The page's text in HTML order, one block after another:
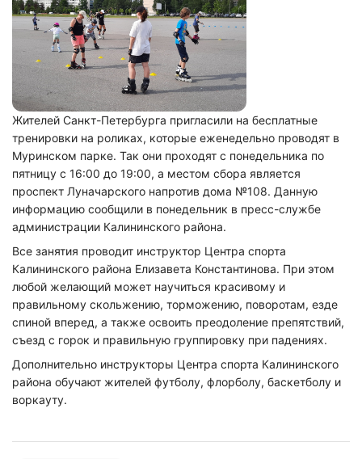
Жителей Санкт-Петербурга пригласили на бесплатные
тренировки на роликах, которые еженедельно проводят в
Муринском парке. Так они проходят с понедельника по
пятницу с 16:00 до 19:00, а местом сбора является
проспект Луначарского напротив дома №108. Данную
информацию сообщили в понедельник в пресс-службе
администрации Калининского района.
Все занятия проводит инструктор Центра спорта
Калининского района Елизавета Константинова. При этом
любой желающий может научиться красивому и
правильному скольжению, торможению, поворотам, езде
спиной вперед, а также освоить преодоление препятствий,
съезд с горок и правильную группировку при падениях.
Дополнительно инструкторы Центра спорта Калининского
района обучают жителей футболу, флорболу, баскетболу и
воркауту.